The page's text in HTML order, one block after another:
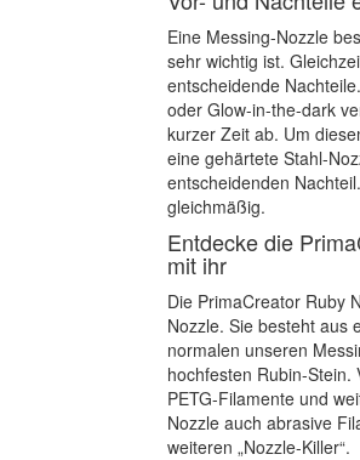
Eine Messing-Nozzle
sehr wichtig ist.
entscheidende
oder Glow-in-the-dark
kurzer Zeit ab. Um
eine gehärtete Stahl-
entscheidenden
gleichmäßig.
Entdecke die
mit ihr
Die PrimaCreator Ruby
Nozzle. Sie besteht aus
normalen unseren
hochfesten Rubin-Stein.
PETG-Filamente und
Nozzle auch abrasive
weiteren „Nozzle-Killer“.